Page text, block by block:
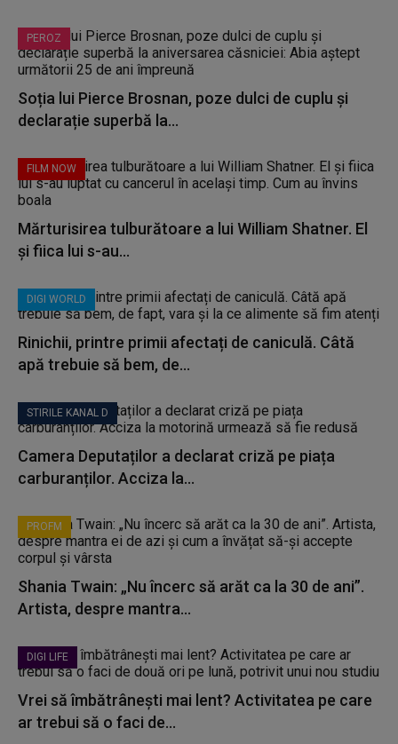
PEROZ
Soția lui Pierce Brosnan, poze dulci de cuplu și
declarație superbă la...
FILM NOW
Mărturisirea tulburătoare a lui William Shatner. El
și fiica lui s-au...
DIGI WORLD
Rinichii, printre primii afectați de caniculă. Câtă
apă trebuie să bem, de...
STIRILE KANAL D
Camera Deputaților a declarat criză pe piața
carburanților. Acciza la...
PROFM
Shania Twain: „Nu încerc să arăt ca la 30 de ani”.
Artista, despre mantra...
DIGI LIFE
Vrei să îmbătrânești mai lent? Activitatea pe care
ar trebui să o faci de...